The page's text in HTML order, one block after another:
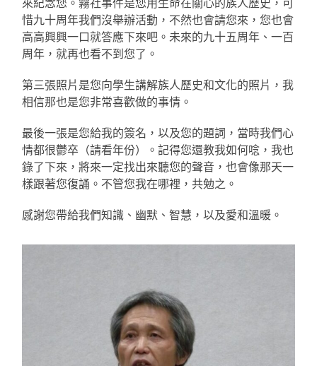
惜九十周年我們沒舉辦活動，不然也會請您來，您也會
高高興興一口就答應下來吧。未來的九十五周年、一百
周年，就再也看不到您了。
第三張照片是您向學生講解族人歷史和文化的照片，我
相信那也是您非常喜歡做的事情。
最後一張是您給我的簽名，以及您的題詞，當時我們心
情都很鬱卒（請看年份）。記得您還教我如何唸，我也
錄了下來，將來一定找出來聽您的聲音，也會像那天一
樣跟著您復誦。不管您我在哪裡，共勉之。
感謝您帶給我們知識、幽默、智慧，以及愛和溫暖。